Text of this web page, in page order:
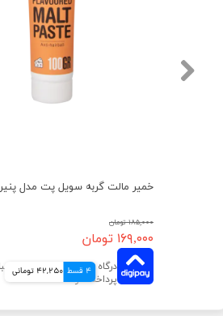
۱۸۵,۰۰۰ تومان
۱۶۹,۰۰۰ تومان
4 قسط 42,250 تومانی